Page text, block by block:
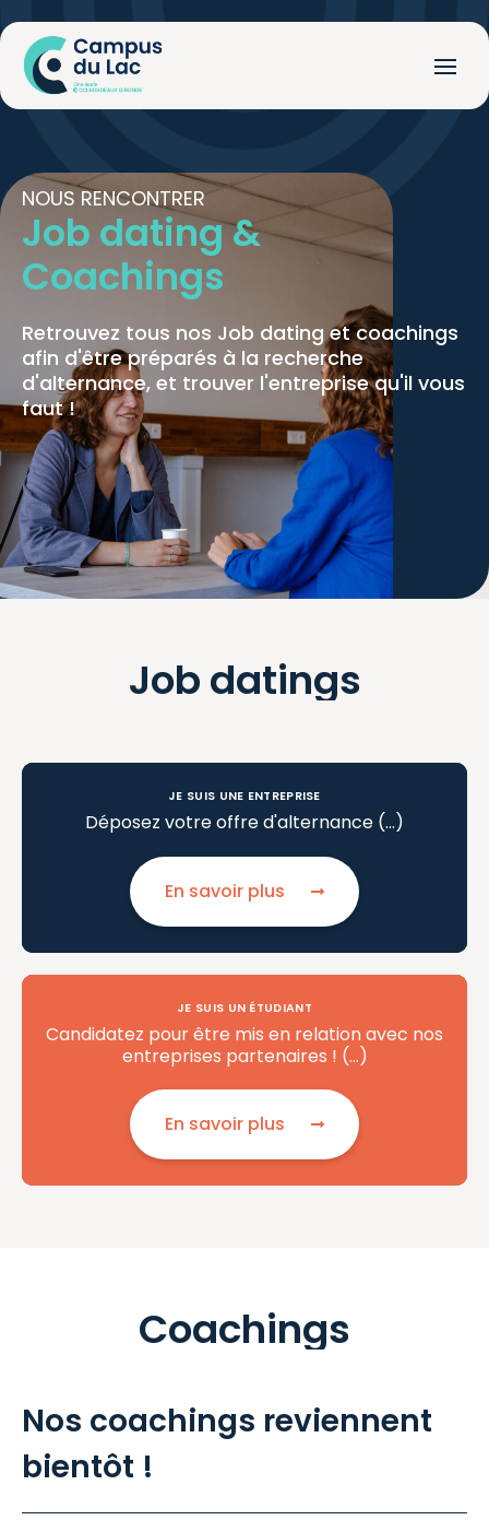
NOUS RENCONTRER
Job dating &
Coachings
Retrouvez tous nos Job dating et coachings
afin d'être préparés à la recherche
d'alternance, et trouver l'entreprise qu'il vous
faut !
Jobdatings
JE SUIS UNE ENTREPRISE
Déposez votre offre d'alternance (…)
En savoir plus
JE SUIS UN ÉTUDIANT
Candidatez pour être mis en relation avec nos
entreprises partenaires ! (…)
En savoir plus
Coachings
Nos coachings reviennent
bientôt !